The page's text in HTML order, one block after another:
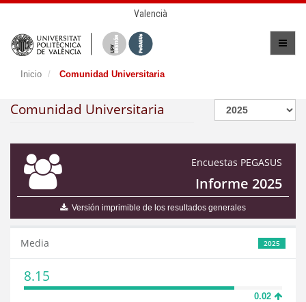
Valencià
Inicio Comunidad Universitaria
Comunidad Universitaria
Encuestas PEGASUS
Informe 2025
Versión imprimible de los resultados generales
2025
Media
8.15
0.02